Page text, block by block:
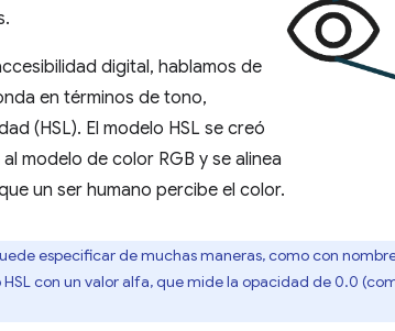
digital, hablamos de
en términos de tono,
(HSL). El modelo HSL se creó
modelo de color RGB y se alinea
un ser humano percibe el color.
especificar de muchas maneras, como con
HSL con un valor alfa, que mide la opacidad de 0.0